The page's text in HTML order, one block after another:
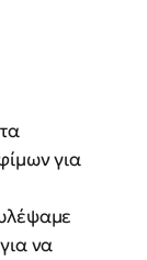
για
να